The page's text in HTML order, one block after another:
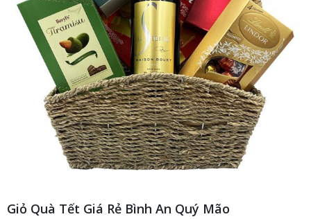
Giỏ Quà Tết Giá Rẻ Bình An Quý Mão